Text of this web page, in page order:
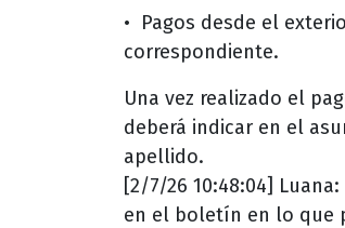
•⁠ ⁠Pagos desde el
correspondiente.
Una vez realizado el
deberá indicar en el
apellido.
[2/7/26 10:48:04]
en el boletín en lo que